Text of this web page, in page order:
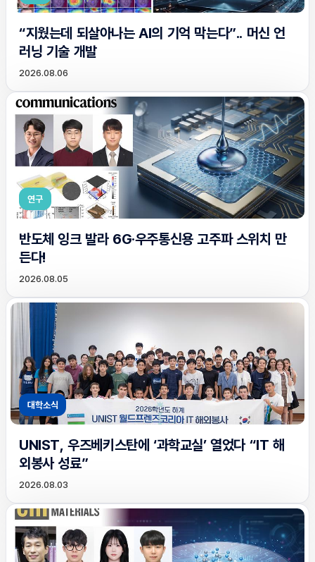
“지웠는데 되살아나는 AI의 기억 막는다”.. 머신 언
러닝 기술 개발
2026.08.06
연구
반도체 잉크 발라 6G·우주통신용 고주파 스위치 만
든다!
2026.08.05
대학소식
UNIST, 우즈베키스탄에 ‘과학교실’ 열었다 “IT 해
외봉사 성료”
2026.08.03